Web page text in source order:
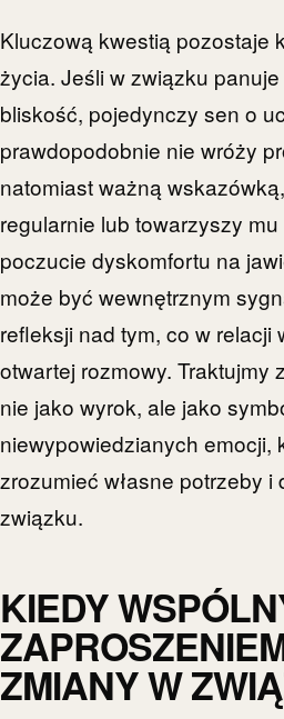
Kluczową kwestią pozostaje
życia. Jeśli w związku
bliskość, pojedynczy sen o
prawdopodobnie nie wróży
natomiast ważną
regularnie lub towarzyszy
poczucie dyskomfortu na
może być wewnętrznym
refleksji nad tym, co w relacji
otwartej rozmowy. Traktujmy
nie jako wyrok, ale jako
niewypowiedzianych emocji,
zrozumieć własne potrzeby i
związku.
KIEDY
ZMIANY W